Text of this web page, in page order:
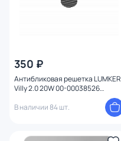
350 ₽
Антибликовая решетка LUMKER
Villy 2.0 20W 00-00038526
В наличии 84 шт.